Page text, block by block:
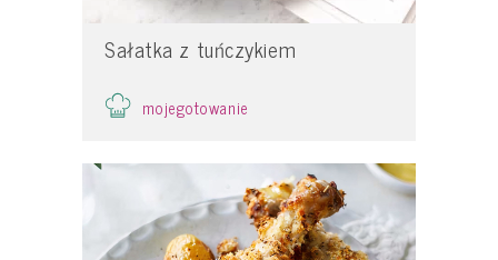
Sałatka z tuńczykiem
mojegotowanie